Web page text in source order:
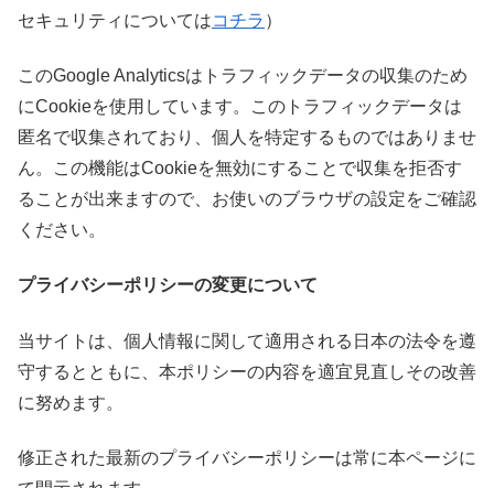
セキュリティについてはコチラ ）
このGoogle Analyticsはトラフィックデータの収集のため
にCookieを使用しています。このトラフィックデータは
匿名で収集されており、個人を特定するものではありませ
ん。この機能はCookieを無効にすることで収集を拒否す
ることが出来ますので、お使いのブラウザの設定をご確認
ください。
プライバシーポリシーの変更について
当サイトは、個人情報に関して適用される日本の法令を遵
守するとともに、本ポリシーの内容を適宜見直しその改善
に努めます。
修正された最新のプライバシーポリシーは常に本ページに